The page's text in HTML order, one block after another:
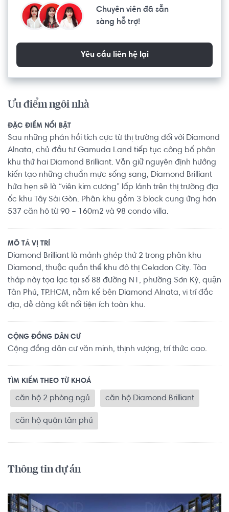
Chuyên viên đã sẵn
sàng hỗ trợ!
Yêu cầu liên hệ lại
Ưu điểm ngôi nhà
ĐẶC ĐIỂM NỔI BẬT
Sau những phản hồi tích cực từ thị trường đối với Diamond
Alnata, chủ đầu tư Gamuda Land tiếp tục công bố phân
khu thứ hai Diamond Brilliant. Vẫn giữ nguyên định hướng
kiến tạo những chuẩn mực sống sang, Diamond Brilliant
hứa hẹn sẽ là “viên kim cương” lấp lánh trên thị trường địa
ốc khu Tây Sài Gòn. Phân khu gồm 3 block cung ứng hơn
537 căn hộ từ 90 – 160m2 và 98 condo villa.
MÔ TẢ VỊ TRÍ
Diamond Brilliant là mảnh ghép thứ 2 trong phân khu
Diamond, thuộc quần thể khu đô thị Celadon City. Tòa
tháp này tọa lạc tại số 88 đường N1, phường Sơn Kỳ, quận
Tân Phú, TP.HCM, nằm kế bên Diamond Alnata, vị trí đắc
địa, dễ dàng kết nối tiện ích toàn khu.
CỘNG ĐỒNG DÂN CƯ
Cộng đồng dân cư văn minh, thịnh vượng, trí thức cao.
TÌM KIẾM THEO TỪ KHOÁ
căn hộ 2 phòng ngủ căn hộ Diamond Brilliant
căn hộ quận tân phú
Thông tin dự án